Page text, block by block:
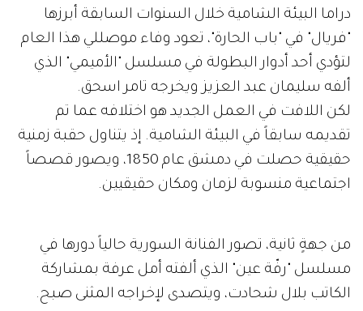
دراما البيئة الشامية خلال السنوات السابقة أبرزها
"فريال" في "باب الحارة"، تعود وفاء موصللي هذا العام
لتؤدي أحد أدوار البطولة في مسلسل "الأميمي" الذي
ألفه سليمان عبد العزيز ويخرجه تامر اسحق.
لكن اللافت في العمل الجديد هو اختلافه عما تم
تقديمه سابقاً في البيئة الشامية. إذ يتناول حقبة زمنية
حقيقية حصلت في دمشق عام 1850، ويصور قصصاً
اجتماعية منسوبة لزمان ومكان حقيقيين.
من جهةٍ ثانية، تصور الفنانة السورية حالياً دورها في
مسلسل "رفّة عين" الذي ألفته أمل عرفة بمشاركة
الكاتب بلال شحادت، ويتصدى لإخراجه المثنى صبح.